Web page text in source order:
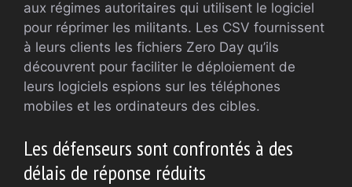
aux régimes autoritaires qui utilisent le logiciel
pour réprimer les militants. Les CSV fournissent
à leurs clients les fichiers Zero Day qu’ils
découvrent pour faciliter le déploiement de
leurs logiciels espions sur les téléphones
mobiles et les ordinateurs des cibles.
Les défenseurs sont confrontés à des
délais de réponse réduits